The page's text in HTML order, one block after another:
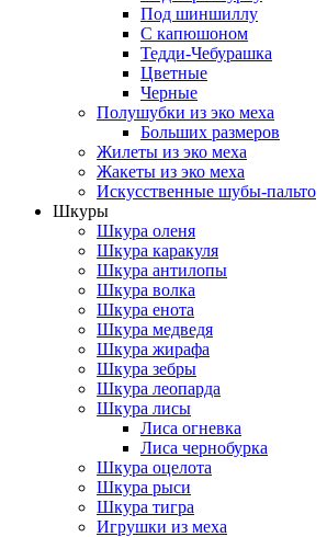
Под шиншиллу
С капюшоном
Тедди-Чебурашка
Цветные
Черные
Полушубки из эко меха
Больших размеров
Жилеты из эко меха
Жакеты из эко меха
Искусственные шубы-пальто
Шкуры
Шкура оленя
Шкура каракуля
Шкура антилопы
Шкура волка
Шкура енота
Шкура медведя
Шкура жирафа
Шкура зебры
Шкура леопарда
Шкура лисы
Лиса огневка
Лиса чернобурка
Шкура оцелота
Шкура рыси
Шкура тигра
Игрушки из меха